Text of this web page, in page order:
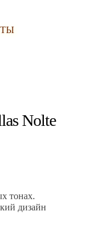
Nolte
тонах.
дизайн